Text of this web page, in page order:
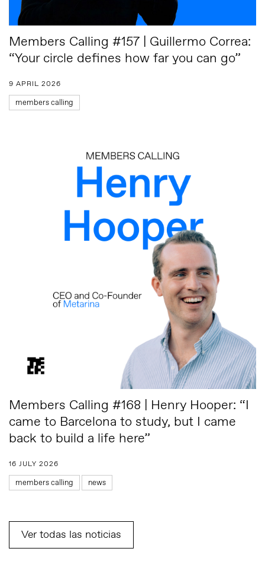
Members Calling #157 | Guillermo Correa:
“Your circle defines how far you can go”
9 APRIL 2026
members calling
Members Calling #168 | Henry Hooper: “I
came to Barcelona to study, but I came
back to build a life here”
16 JULY 2026
members calling news
Ver todas las noticias